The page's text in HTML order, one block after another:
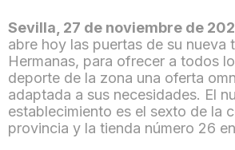
Sevilla, 27 de noviembre de
abre hoy las puertas de su nueva
Hermanas, para ofrecer a todos
deporte de la zona una oferta
adaptada a sus necesidades. El
establecimiento es el sexto de la
provincia y la tienda número 26